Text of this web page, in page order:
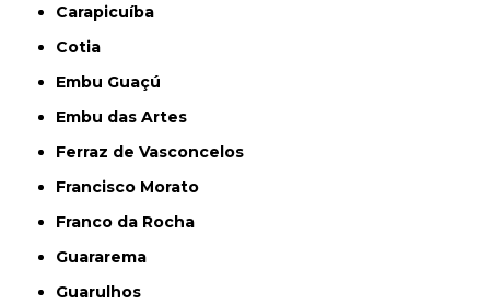
Carapicuíba
Cotia
Embu Guaçú
Embu das Artes
Ferraz de Vasconcelos
Francisco Morato
Franco da Rocha
Guararema
Guarulhos